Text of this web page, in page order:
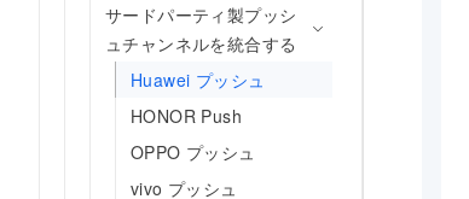
サードパーティ製プッシ
ュチャンネルを統合する
Huawei プッシュ
HONOR Push
OPPO プッシュ
vivo プッシュ